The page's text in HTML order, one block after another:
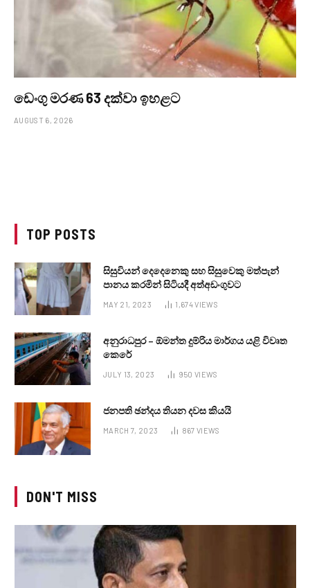
ඩෙංගු මරණ 63 දක්වා ඉහළට
AUGUST 6, 2026
TOP POSTS
සිසුවියන් දෙදෙනෙකු සහ සිසුවෙකු මත්පැන්
පානය කරමින් සිටියදී අත්අඩංගුවට
MAY 21, 2023 1,674VIEWS
අනුරාධපුර – ඕමන්ත දුම්රිය මාර්ගය යළි විවෘත
කෙරේ
JULY 13, 2023 950 VIEWS
ජනපති ඡන්දය තියන දවස කියයි
MARCH 7, 2023 867 VIEWS
DON'T MISS